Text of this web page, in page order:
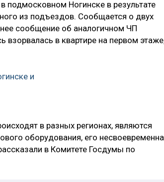
Ногинске в результате
из подъездов. Сообщается о двух
сообщение об аналогичном ЧП
взорвалась в квартире на первом
и
в разных регионах, являются
оборудования, его
в Комитете Госдумы по